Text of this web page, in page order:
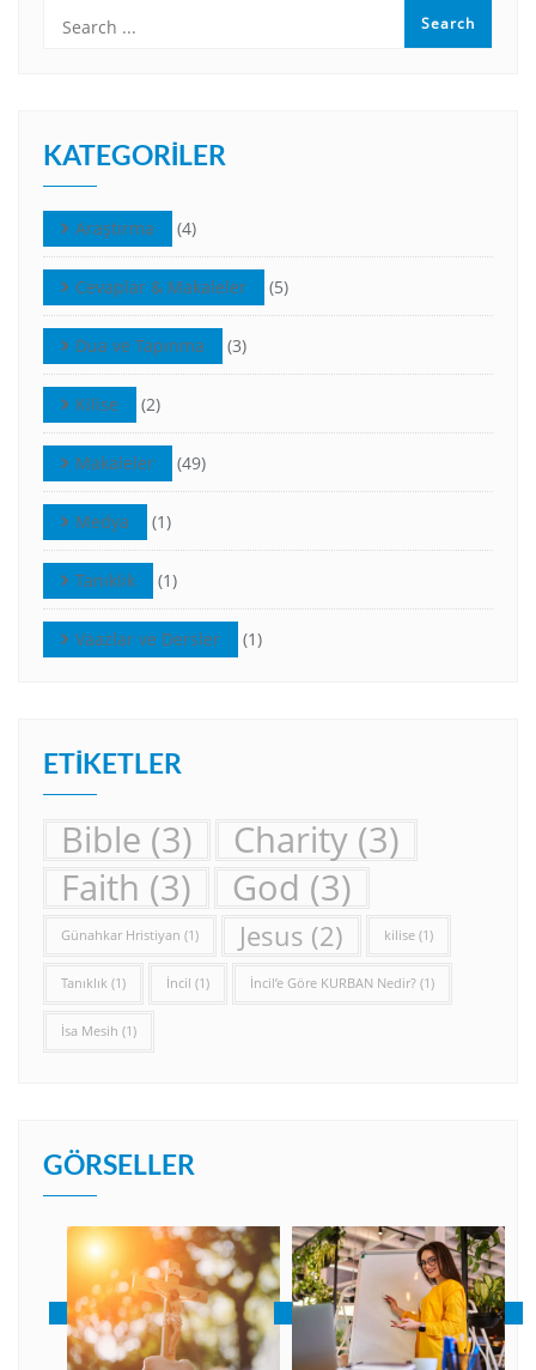
KATEGORILER
Araştırma (4)
Cevaplar & Makaleler (5)
Dua ve Tapınma (3)
Kilise (2)
Makaleler (49)
Medya (1)
Tanıklık (1)
Vaazlar ve Dersler (1)
ETIKETLER
Bible (3) Charity (3)
Faith (3) God (3)
Günahkar Hristiyan (1) Jesus (2) kilise (1)
Tanıklık (1) İncil (1) İncil’e Göre KURBAN Nedir? (1)
İsa Mesih (1)
GÖRSELLER